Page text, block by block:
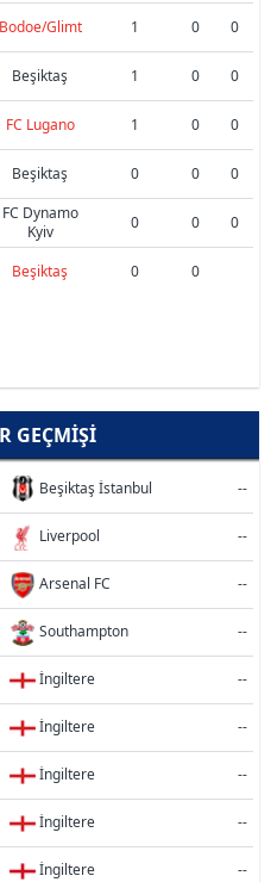
Bodoe/Glimt 1 0 0
Beşiktaş 1 0 0
FC Lugano 1 0 0
Beşiktaş 0 0 0
FC Dynamo
Kyiv
0 0
0
Beşiktaş 0 0
GEÇMIŞI
Beşiktaş İstanbul --
Liverpool --
Arsenal FC --
Southampton --
İngiltere --
İngiltere --
İngiltere --
İngiltere --
İngiltere --